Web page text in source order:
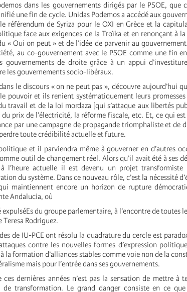
dans les gouvernements dirigés par le PSOE, que
une fin de cycle. Unidas Podemos a accédé aux
référendum de Syriza pour le OXI en Grèce et la
face aux exigences de la Troïka et en renonçant à
« Oui on peut » et de l’idée de parvenir au
au co-gouvernement avec le PSOE comme une fin
gouvernements de droite grâce à un appui
les gouvernements socio-libéraux.
le discours « on ne peut pas », découvre aujourd’hui
pouvoir et ils renient systématiquement leurs
travail et de la loi mordaza [qui s’attaque aux libertés
du prix de l’électricité, la réforme fiscale, etc. Et, ce qui
par une campagne de propagande triomphaliste et de
toute crédibilité actuelle et future.
et il parviendra même à gouverner en d’autres
outil de changement réel. Alors qu’il avait été à ses
l’heure actuelle il est devenu un projet
du système. Dans ce nouveau rôle, c’est la nécessité
maintiennent encore un horizon de rupture
Andalucia, où
du groupe parlementaire, à l’encontre de toutes
Rodriguez.
de IU-PCE ont résolu la quadrature du cercle est
contre les nouvelles formes d’expression
la formation d’alliances stables comme voie non de la
mais pour l’entrée dans ses gouvernements.
dernières années n’est pas la sensation de mettre à
transformation. Le grand danger consiste en ce que